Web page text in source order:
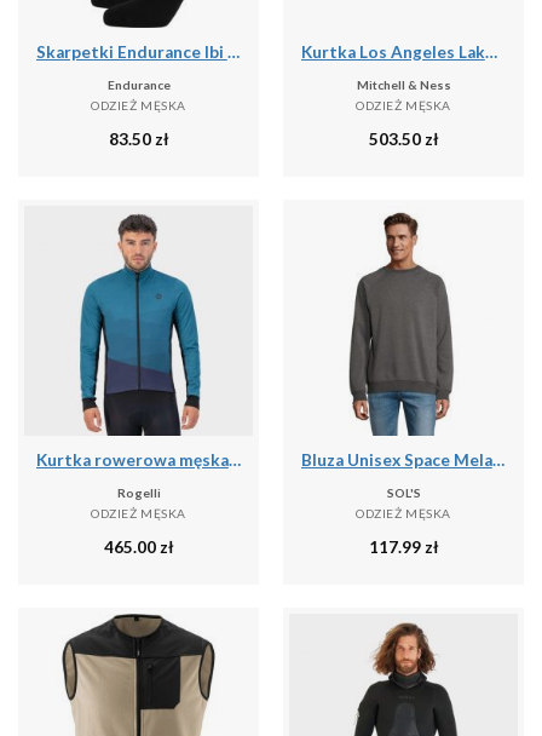
Skarpetki Endurance Ibi (x6)
Endurance
ODZIEŻ MĘSKA
83.50 zł
Kurtka Los Angeles Lakers Doodle
Mitchell & Ness
ODZIEŻ MĘSKA
503.50 zł
Kurtka rowerowa męska Rogelli Tarax
Rogelli
ODZIEŻ MĘSKA
465.00 zł
Bluza Unisex Space Melange Dla Dorosłych
SOL'S
ODZIEŻ MĘSKA
117.99 zł